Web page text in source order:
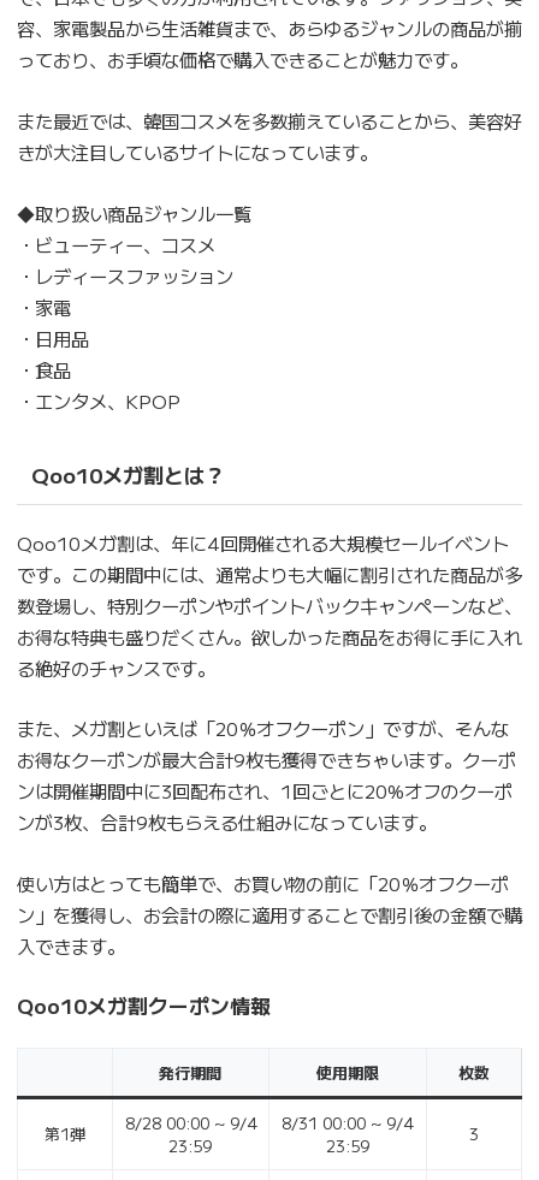
容、家電製品から生活雑貨まで、あらゆるジャンルの商品が揃
っており、お手頃な価格で購入できることが魅力です。
また最近では、韓国コスメを多数揃えていることから、美容好
きが大注目しているサイトになっています。
◆取り扱い商品ジャンル一覧
・ビューティー、コスメ
・レディースファッション
・家電
・日用品
・食品
・エンタメ、KPOP
Qoo10メガ割とは？
Qoo10メガ割は、年に4回開催される大規模セールイベント
です。この期間中には、通常よりも大幅に割引された商品が多
数登場し、特別クーポンやポイントバックキャンペーンなど、
お得な特典も盛りだくさん。欲しかった商品をお得に手に入れ
る絶好のチャンスです。
また、メガ割といえば「20％オフクーポン」ですが、そんな
お得なクーポンが最大合計9枚も獲得できちゃいます。クーポ
ンは開催期間中に3回配布され、1回ごとに20%オフのクーポ
ンが3枚、合計9枚もらえる仕組みになっています。
使い方はとっても簡単で、お買い物の前に「20％オフクーポ
ン」を獲得し、お会計の際に適用することで割引後の金額で購
入できます。
Qoo10メガ割クーポン情報
発行期間 使用期限 枚数
第1弾
8/28 00:00 ~ 9/4
23:59
8/31 00:00 ~ 9/4
23:59
3